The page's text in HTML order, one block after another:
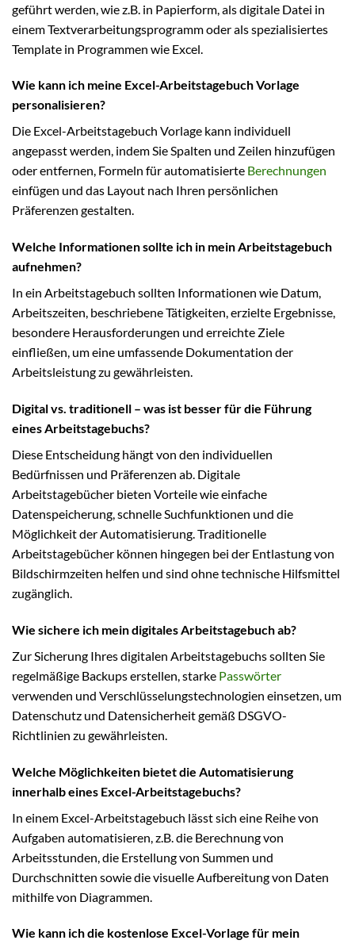
geführt werden, wie z.B. in Papierform, als digitale Datei in
einem Textverarbeitungsprogramm oder als spezialisiertes
Template in Programmen wie Excel.
Wie kann ich meine Excel-Arbeitstagebuch Vorlage
personalisieren?
Die Excel-Arbeitstagebuch Vorlage kann individuell
angepasst werden, indem Sie Spalten und Zeilen hinzufügen
oder entfernen, Formeln für automatisierte Berechnungen
einfügen und das Layout nach Ihren persönlichen
Präferenzen gestalten.
Welche Informationen sollte ich in mein Arbeitstagebuch
aufnehmen?
In ein Arbeitstagebuch sollten Informationen wie Datum,
Arbeitszeiten, beschriebene Tätigkeiten, erzielte Ergebnisse,
besondere Herausforderungen und erreichte Ziele
einfließen, um eine umfassende Dokumentation der
Arbeitsleistung zu gewährleisten.
Digital vs. traditionell – was ist besser für die Führung
eines Arbeitstagebuchs?
Diese Entscheidung hängt von den individuellen
Bedürfnissen und Präferenzen ab. Digitale
Arbeitstagebücher bieten Vorteile wie einfache
Datenspeicherung, schnelle Suchfunktionen und die
Möglichkeit der Automatisierung. Traditionelle
Arbeitstagebücher können hingegen bei der Entlastung von
Bildschirmzeiten helfen und sind ohne technische Hilfsmittel
zugänglich.
Wie sichere ich mein digitales Arbeitstagebuch ab?
Zur Sicherung Ihres digitalen Arbeitstagebuchs sollten Sie
regelmäßige Backups erstellen, starke Passwörter
verwenden und Verschlüsselungstechnologien einsetzen, um
Datenschutz und Datensicherheit gemäß DSGVO-
Richtlinien zu gewährleisten.
Welche Möglichkeiten bietet die Automatisierung
innerhalb eines Excel-Arbeitstagebuchs?
In einem Excel-Arbeitstagebuch lässt sich eine Reihe von
Aufgaben automatisieren, z.B. die Berechnung von
Arbeitsstunden, die Erstellung von Summen und
Durchschnitten sowie die visuelle Aufbereitung von Daten
mithilfe von Diagrammen.
Wie kann ich die kostenlose Excel-Vorlage für mein